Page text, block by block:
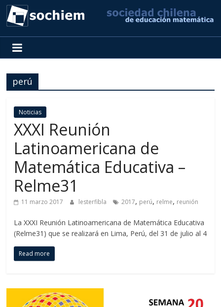
SOCHIEM
Sociedad
Chilena
de
Matemática
perú
Noticias
XXXI Reunión
Latinoamericana de
Matemática Educativa –
Relme31
11 marzo 2017 lesterfibla 2017, perú, relme, reunión
La XXXI Reunión Latinoamericana de Matemática Educativa
(Relme31) que se realizará en Lima, Perú, del 31 de julio al 4
Read more